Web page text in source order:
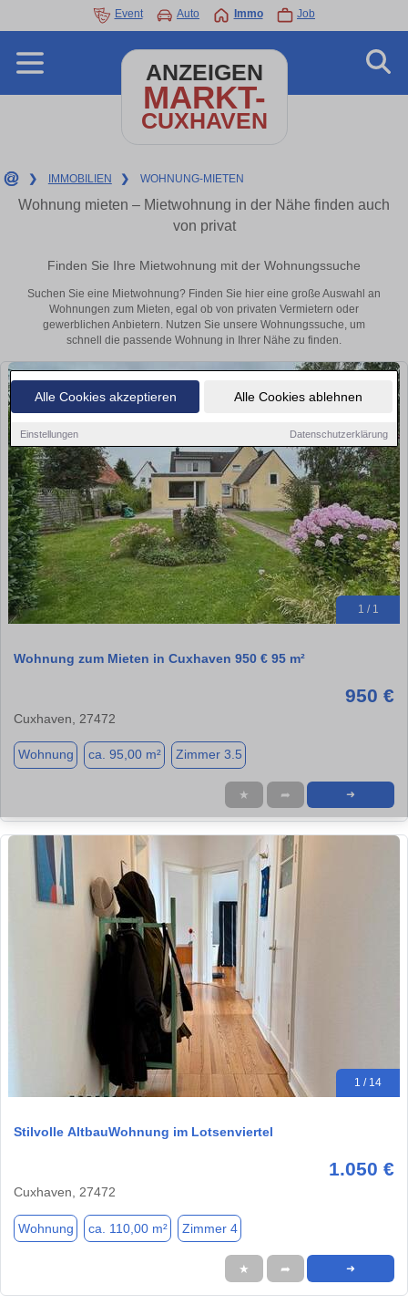
Alle Cookies akzeptieren Alle Cookies ablehnen
Einstellungen Datenschutzerklärung
Event Auto Immo Job
ANZEIGEN
MARKT-
CUXHAVEN
❯ IMMOBILIEN ❯ WOHNUNG-MIETEN
Wohnung mieten – Mietwohnung in der Nähe finden auch
von privat
Finden Sie Ihre Mietwohnung mit der Wohnungssuche
Suchen Sie eine Mietwohnung? Finden Sie hier eine große Auswahl an
Wohnungen zum Mieten, egal ob von privaten Vermietern oder
gewerblichen Anbietern. Nutzen Sie unsere Wohnungssuche, um
schnell die passende Wohnung in Ihrer Nähe zu finden.
1 / 1
Wohnung zum Mieten in Cuxhaven 950 € 95 m²
950 €
Cuxhaven, 27472
Wohnung ca. 95,00 m² Zimmer 3.5
★ ➦ ➜
1 / 14
Stilvolle AltbauWohnung im Lotsenviertel
1.050 €
Cuxhaven, 27472
Wohnung ca. 110,00 m² Zimmer 4
★ ➦ ➜